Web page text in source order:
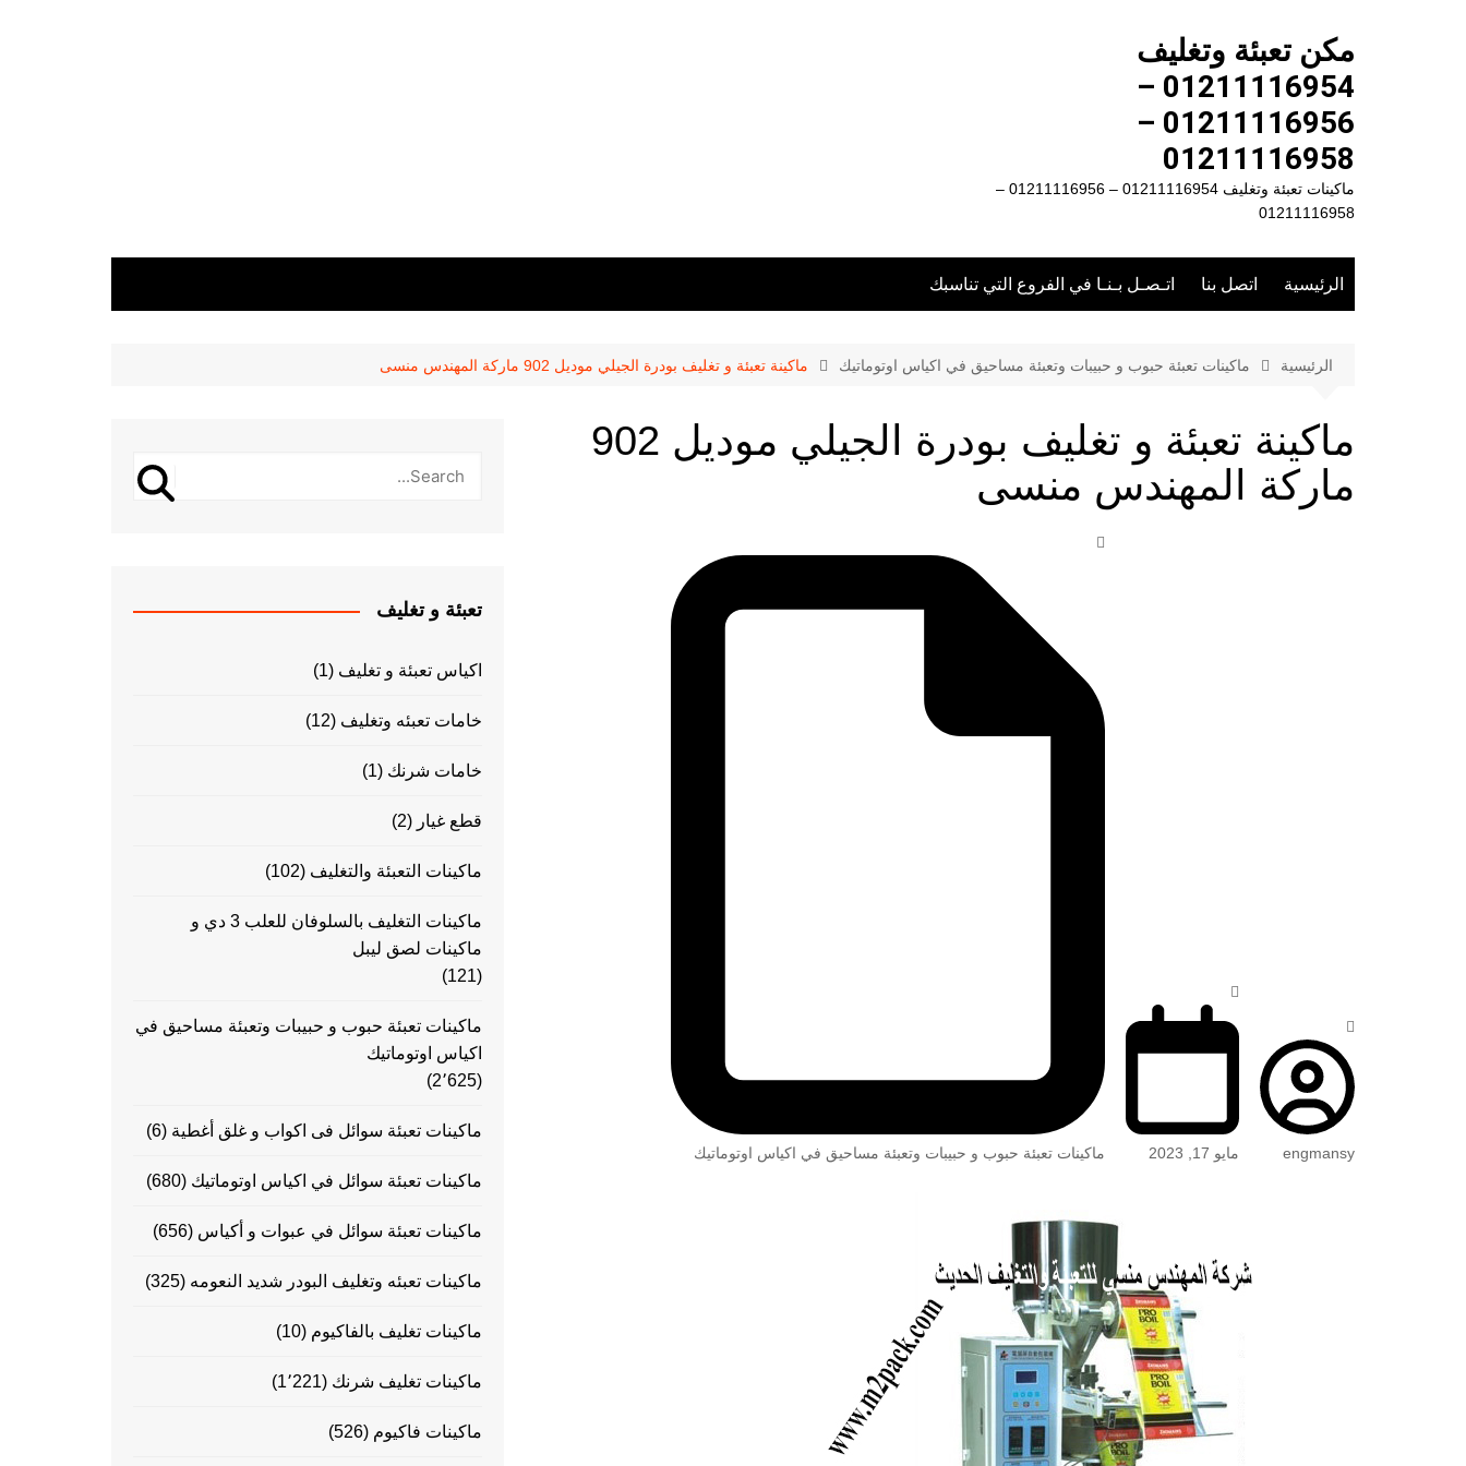
مكن تعبئة وتغليف
01211116954 –
01211116956 –
01211116958
ماكينات تعبئة وتغليف 01211116954 – 01211116956 –
01211116958
الرئيسية اتصل بنا اتـصـل بـنـا في الفروع التي تناسبك
الرئيسية ماكينات تعبئة حبوب و حبيبات وتعبئة مساحيق في اكياس اوتوماتيك ماكينة تعبئة و تغليف بودرة الجيلي موديل 902 ماركة المهندس منسى
ماكينة تعبئة و تغليف بودرة الجيلي موديل 902
ماركة المهندس منسى
engmansy مايو 17, 2023 ماكينات تعبئة حبوب و حبيبات وتعبئة مساحيق في اكياس اوتوماتيك
تعبئة و تغليف
اكياس تعبئة و تغليف (1)
خامات تعبئه وتغليف (12)
خامات شرنك (1)
قطع غيار (2)
ماكينات التعبئة والتغليف (102)
ماكينات التغليف بالسلوفان للعلب 3 دي و
ماكينات لصق ليبل
(121)
ماكينات تعبئة حبوب و حبيبات وتعبئة مساحيق في
اكياس اوتوماتيك
(2٬625)
ماكينات تعبئة سوائل فى اكواب و غلق أغطية (6)
ماكينات تعبئة سوائل في اكياس اوتوماتيك (680)
ماكينات تعبئة سوائل في عبوات و أكياس (656)
ماكينات تعبئه وتغليف البودر شديد النعومه (325)
ماكينات تغليف بالفاكيوم (10)
ماكينات تغليف شرنك (1٬221)
ماكينات فاكيوم (526)